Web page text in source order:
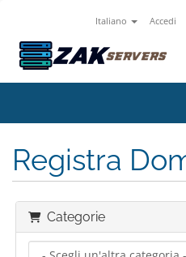
Italiano Accedi
Registra
Categorie